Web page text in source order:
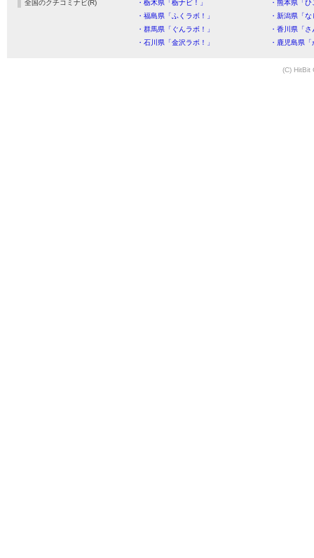
全国のクチコミナビ(R) ・栃木県「栃ナビ！」
・熊本県「
・福島県「ふくラボ！」
・新潟県「
・群馬県「ぐんラボ！」
・香川県「
・石川県「金沢ラボ！」
・鹿児島県
(C) HitBit